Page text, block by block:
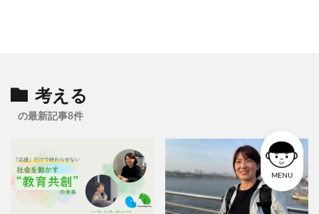
考える
の最新記事8件
MENU